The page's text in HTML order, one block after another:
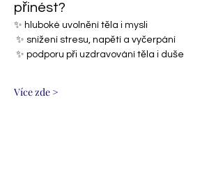
přinést?
✨ hluboké uvolnění těla i mysli
✨ snížení stresu, napětí a vyčerpání
✨ podporu při uzdravování těla i duše
Více zde >